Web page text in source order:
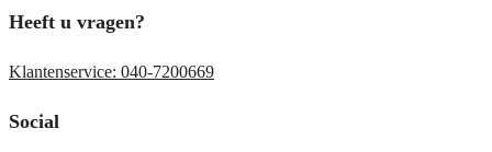
Heeft u vragen?
Klantenservice: 040-7200669
Social